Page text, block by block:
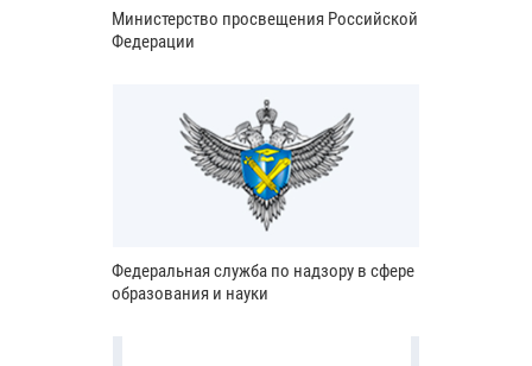
Министерство просвещения Российской
Федерации
Федеральная служба по надзору в сфере
образования и науки